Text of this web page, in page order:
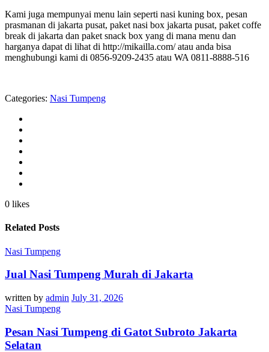
Kami juga mempunyai menu lain seperti nasi kuning box, pesan
prasmanan di jakarta pusat, paket nasi box jakarta pusat, paket coffe
break di jakarta dan paket snack box yang di mana menu dan
harganya dapat di lihat di http://mikailla.com/ atau anda bisa
menghubungi kami di 0856-9209-2435 atau WA 0811-8888-516
Categories: Nasi Tumpeng
0 likes
Related Posts
Nasi Tumpeng
Jual Nasi Tumpeng Murah di Jakarta
written by admin July 31, 2026
Nasi Tumpeng
Pesan Nasi Tumpeng di Gatot Subroto Jakarta
Selatan